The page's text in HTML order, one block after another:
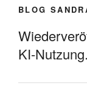
BLOG
KI-Nutzung.